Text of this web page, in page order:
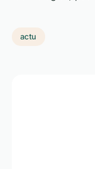
actu